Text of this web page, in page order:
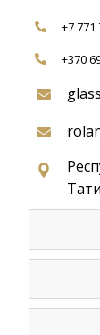
+7 771
+370